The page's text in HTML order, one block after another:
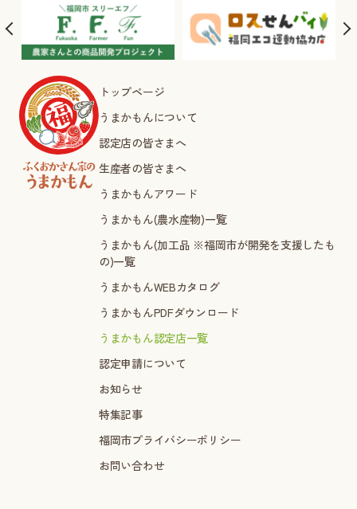
トップページ
うまかもんについて
認定店の皆さまへ
生産者の皆さまへ
うまかもんアワード
うまかもん(農水産物)一覧
うまかもん(加工品 ※福岡市が開発を支援したも
の)一覧
うまかもんWEBカタログ
うまかもんPDFダウンロード
うまかもん認定店一覧
認定申請について
お知らせ
特集記事
福岡市プライバシーポリシー
お問い合わせ